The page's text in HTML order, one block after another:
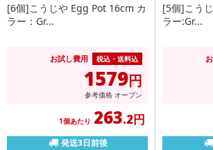
[6個]こうじや Egg Pot 16cm カ
ラー：Gr...
お試し費用 税込・送料込
1579円
参考価格 オープン
1個あたり 263.2円
発送3日前後
[5個]こうじや
ラー:Gr...